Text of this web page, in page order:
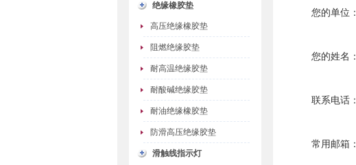
绝缘橡胶垫
高压绝缘橡胶垫
阻燃绝缘胶垫
耐高温绝缘胶垫
耐酸碱绝缘胶垫
耐油绝缘橡胶垫
防滑高压绝缘胶垫
滑触线指示灯
您的单位：
您的姓名：
联系电话：
常用邮箱：